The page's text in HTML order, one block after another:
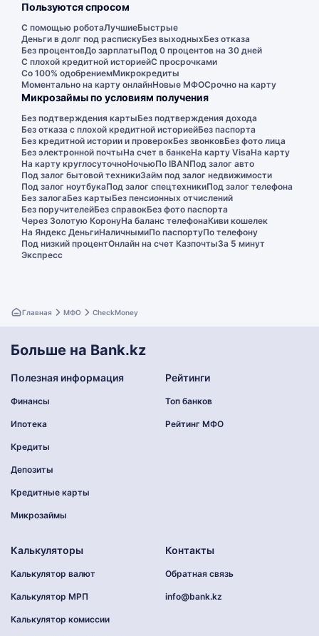
Пользуются спросом
С помощью роботаЛучшиеБыстрые
Деньги в долг под распискуБез выходныхБез отказа
Без процентовДо зарплатыПод 0 процентов на 30 дней
С плохой кредитной историейС просрочками
Со 100% одобрениемМикрокредиты
Моментально на карту онлайнНовые МФОСрочно на карту
Микрозаймы по условиям получения
Без подтверждения картыБез подтверждения дохода
Без отказа с плохой кредитной историейБез паспорта
Без кредитной истории и проверокБез звонковБез фото лица
Без электронной почтыНа счет в банкеНа карту VisaНа карту
На карту круглосуточноНочьюПо IBANПод залог авто
Под залог бытовой техникиЗайм под залог недвижимости
Под залог ноутбукаПод залог спецтехникиПод залог телефона
Без залогаБез картыБез пенсионных отчислений
Без поручителейБез справокБез фото паспорта
Через Золотую КоронуНа баланс телефонаКиви кошелек
На Яндекс ДеньгиНаличнымиПо паспортуПо телефону
Под низкий процентОнлайн на счет КазпочтыЗа 5 минут
Экспресс
Главная МФО CheckMoney
Больше на Bank.kz
Полезная информация
Финансы
Ипотека
Кредиты
Депозиты
Кредитные карты
Микрозаймы
Рейтинги
Топ банков
Рейтинг МФО
Калькуляторы
Калькулятор валют
Калькулятор МРП
Калькулятор комиссии
Контакты
Обратная связь
info@bank.kz